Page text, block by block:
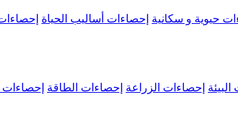
حيوية و سكانية إحصاءات أساليب الحياة
إحصاءات الزراعة إحصاءات الطاقة إحصاءات